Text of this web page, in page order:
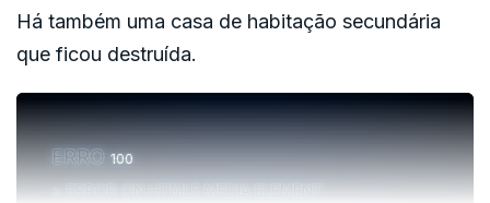
O complexo termal de Longroiva é uma das zonas
mais preocupa as autoridades, refere o autarca
João Mourato à jornalista Cláudia Martins.
Há também uma casa de habitação secundária
que ficou destruída.
ERRO100
ERROR ON HTML5 MEDIA ELEMENT